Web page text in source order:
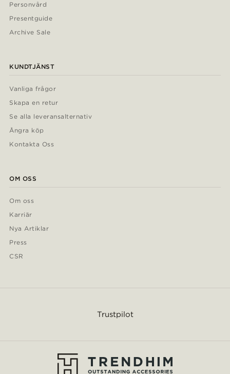
Personvård
Presentguide
Archive Sale
KUNDTJÄNST
Vanliga frågor
Skapa en retur
Se alla leveransalternativ
Ångra köp
Kontakta Oss
OM OSS
Om oss
Karriär
Nya Artiklar
Press
CSR
Trustpilot